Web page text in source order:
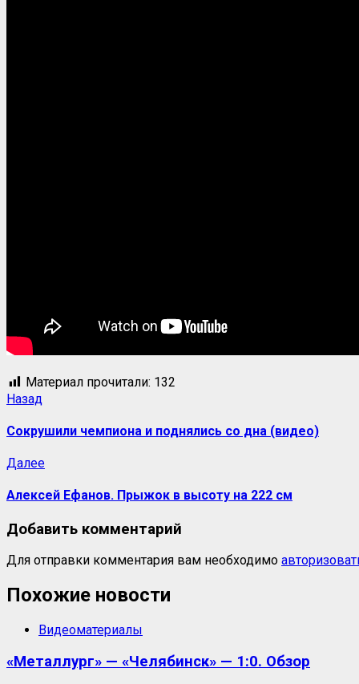
Материал прочитали: 132
Назад
Сокрушили чемпиона и поднялись со дна (видео)
Далее
Алексей Ефанов. Прыжок в высоту на 222 см
Добавить комментарий
Для отправки комментария вам необходимо
Похожие новости
Видеоматериалы
«Металлург» — «Челябинск» — 1:0. Обзор